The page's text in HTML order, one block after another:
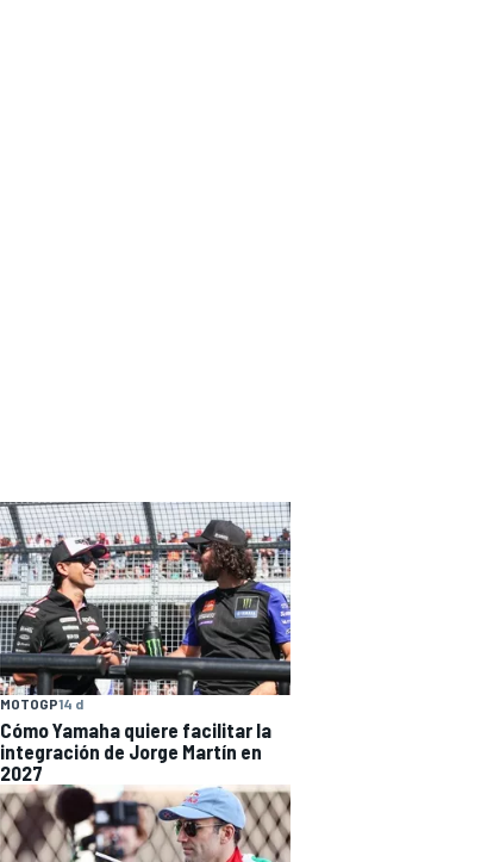
MOTOGP14 d
Cómo Yamaha quiere facilitar la
integración de Jorge Martín en
2027